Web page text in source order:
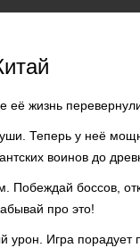
её жизнь
Теперь у неё
воинов до
Побеждай боссов,
про это!
урон. Игра порадует